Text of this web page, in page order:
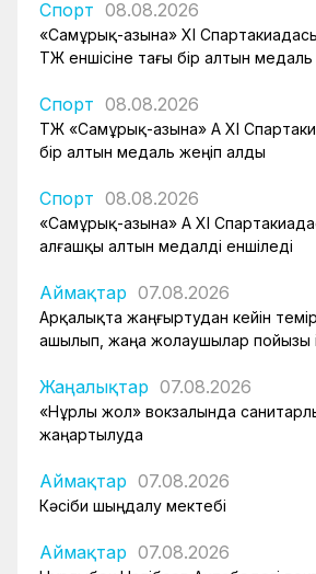
Спорт 08.08.2026
«Самұрық-Қазына» XI
ҚТЖ еншісіне тағы бір алтын медаль
Спорт 08.08.2026
ҚТЖ «Самұрық-Қазына» АҚ XI
бір алтын медаль жеңіп алды
Спорт 08.08.2026
«Самұрық-Қазына» АҚ XI
алғашқы алтын медалді еншіледі
Аймақтар 07.08.2026
Арқалықта жаңғыртудан кейін
ашылып, жаңа жолаушылар пойызы
Жаңалықтар 07.08.2026
«Нұрлы жол» вокзалында
жаңартылуда
Аймақтар 07.08.2026
Кәсіби шыңдалу мектебі
Аймақтар 07.08.2026